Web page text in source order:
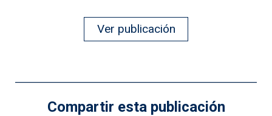
Ver publicación
Compartir esta publicación